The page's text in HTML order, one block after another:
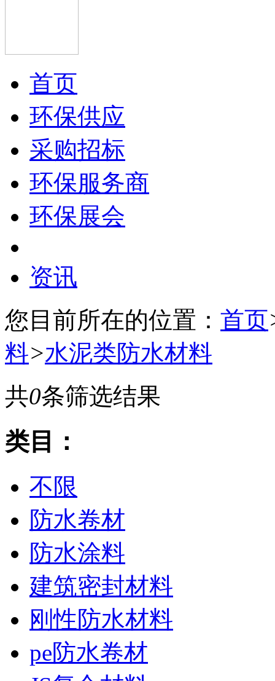
首页
环保供应
采购招标
环保服务商
环保展会
资讯
您目前所在的位置： 首页
料>水泥类防水材料
共0条筛选结果
类目：
不限
防水卷材
防水涂料
建筑密封材料
刚性防水材料
pe防水卷材